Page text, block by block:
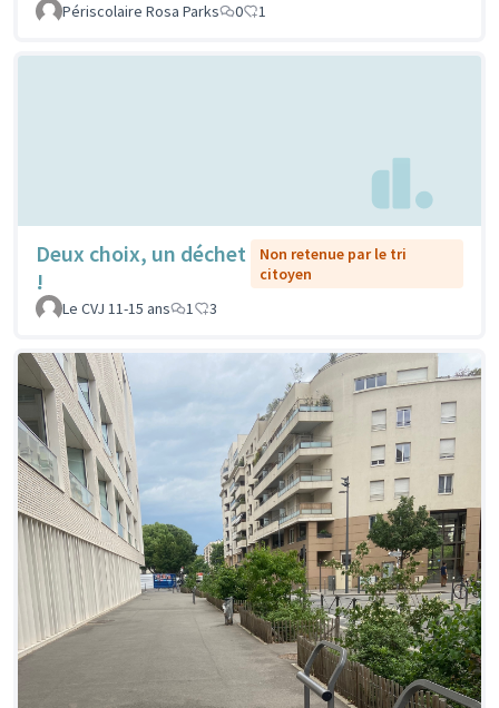
Périscolaire Rosa Parks 0 1
Deux choix, un déchet
!
Non retenue par le tri
citoyen
Le CVJ 11-15 ans
1 3